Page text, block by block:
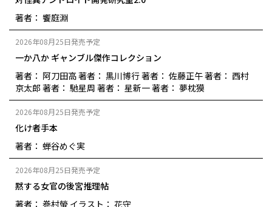
著者： 饗庭淵
2026年08月25日発売予定
一か八か ギャンブル傑作コレクション
著者： 阿刀田高著者： 黒川博行著者： 佐藤正午著者： 西村
京太郎 著者： 馳星周 著者： 星新一著者： 夢枕獏
2026年08月25日発売予定
化け者手本
著者： 蝉谷めぐ実
2026年08月25日発売予定
黙する女官の後宮推理帖
著者： 巻村螢 イラスト： 花守